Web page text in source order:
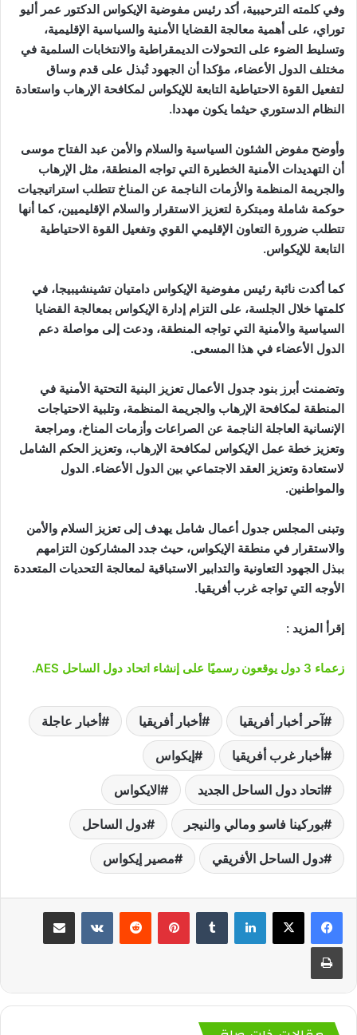
وفي كلمته الترحيبية، أكد رئيس مفوضية الإيكواس الدكتور عمر أليو
توراي، على أهمية معالجة القضايا الأمنية والسياسية الإقليمية،
وتسليط الضوء على التحولات الديمقراطية والانتخابات السلمية في
مختلف الدول الأعضاء، مؤكدا أن الجهود تُبذل على قدم وساق
لتفعيل القوة الاحتياطية التابعة للإيكواس لمكافحة الإرهاب واستعادة
النظام الدستوري حيثما يكون مهددا.
وأوضح مفوض الشئون السياسية والسلام والأمن عبد الفتاح موسى
أن التهديدات الأمنية الخطيرة التي تواجه المنطقة، مثل الإرهاب
والجريمة المنظمة والأزمات الناجمة عن المناخ تتطلب استراتيجيات
حوكمة شاملة ومبتكرة لتعزيز الاستقرار والسلام الإقليميين، كما أنها
تتطلب ضرورة التعاون الإقليمي القوي وتفعيل القوة الاحتياطية
التابعة للإيكواس.
كما أكدت نائبة رئيس مفوضية الإيكواس دامتيان تشينشيبيجا، في
كلمتها خلال الجلسة، على التزام إدارة الإيكواس بمعالجة القضايا
السياسية والأمنية التي تواجه المنطقة، ودعت إلى مواصلة دعم
الدول الأعضاء في هذا المسعى.
وتضمنت أبرز بنود جدول الأعمال تعزيز البنية التحتية الأمنية في
المنطقة لمكافحة الإرهاب والجريمة المنظمة، وتلبية الاحتياجات
الإنسانية العاجلة الناجمة عن الصراعات وأزمات المناخ، ومراجعة
وتعزيز خطة عمل الإيكواس لمكافحة الإرهاب، وتعزيز الحكم الشامل
لاستعادة وتعزيز العقد الاجتماعي بين الدول الأعضاء. الدول
والمواطنين.
وتبنى المجلس جدول أعمال شامل يهدف إلى تعزيز السلام والأمن
والاستقرار في منطقة الإيكواس، حيث جدد المشاركون التزامهم
ببذل الجهود التعاونية والتدابير الاستباقية لمعالجة التحديات المتعددة
الأوجه التي تواجه غرب أفريقيا.
إقرأ المزيد :
زعماء 3 دول يوقعون رسميًا على إنشاء اتحاد دول الساحل AES.
آحر أخبار أفريقيا أخبار أفريقيا أخبار عاجلة
أخبار غرب أفريقيا إيكواس
اتحاد دول الساحل الجديد الايكواس
بوركينا فاسو ومالي والنيجر دول الساحل
دول الساحل الأفريقي مصير إيكواس
لينكدإن بينتيريست